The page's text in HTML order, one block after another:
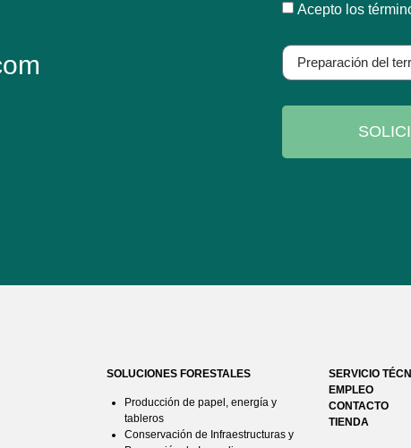
Acepto los
SOLUCIONES FORESTALES
Producción de papel, energía y
tableros
Conservación de Infraestructuras y
SERVICIO
EMPLEO
CONTACTO
TIENDA